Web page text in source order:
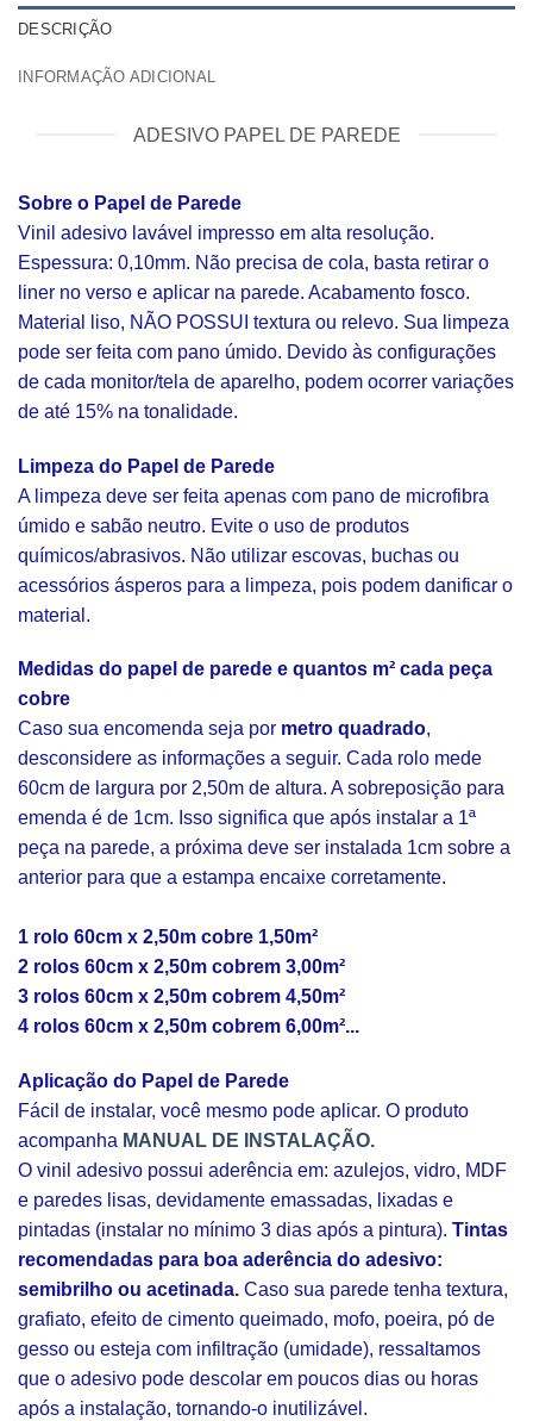
DESCRIÇÃO
INFORMAÇÃO ADICIONAL
ADESIVO PAPEL DE PAREDE
Sobre o Papel de Parede
Vinil adesivo lavável impresso em alta resolução.
Espessura: 0,10mm. Não precisa de cola, basta retirar o
liner no verso e aplicar na parede. Acabamento fosco.
Material liso, NÃO POSSUI textura ou relevo. Sua limpeza
pode ser feita com pano úmido. Devido às configurações
de cada monitor/tela de aparelho, podem ocorrer variações
de até 15% na tonalidade.
Limpeza do Papel de Parede
A limpeza deve ser feita apenas com pano de microfibra
úmido e sabão neutro. Evite o uso de produtos
químicos/abrasivos. Não utilizar escovas, buchas ou
acessórios ásperos para a limpeza, pois podem danificar o
material.
Medidas do papel de parede e quantos m² cada peça
cobre
Caso sua encomenda seja por metro quadrado,
desconsidere as informações a seguir. Cada rolo mede
60cm de largura por 2,50m de altura. A sobreposição para
emenda é de 1cm. Isso significa que após instalar a 1ª
peça na parede, a próxima deve ser instalada 1cm sobre a
anterior para que a estampa encaixe corretamente.
1 rolo 60cm x 2,50m cobre 1,50m²
2 rolos 60cm x 2,50m cobrem 3,00m²
3 rolos 60cm x 2,50m cobrem 4,50m²
4 rolos 60cm x 2,50m cobrem 6,00m²...
Aplicação do Papel de Parede
Fácil de instalar, você mesmo pode aplicar. O produto
acompanha MANUAL DE INSTALAÇÃO.
O vinil adesivo possui aderência em: azulejos, vidro, MDF
e paredes lisas, devidamente emassadas, lixadas e
pintadas (instalar no mínimo 3 dias após a pintura). Tintas
recomendadas para boa aderência do adesivo:
semibrilho ou acetinada. Caso sua parede tenha textura,
grafiato, efeito de cimento queimado, mofo, poeira, pó de
gesso ou esteja com infiltração (umidade), ressaltamos
que o adesivo pode descolar em poucos dias ou horas
após a instalação, tornando-o inutilizável.